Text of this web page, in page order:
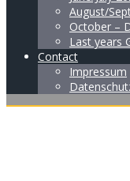
August/
October –
Last years
Contact
Impressum